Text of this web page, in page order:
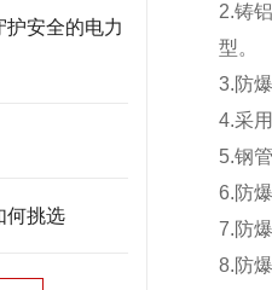
护安全的电力
何挑选
2.铸
型。
3.防
4.采
5.钢
6.防
7.防
8.防